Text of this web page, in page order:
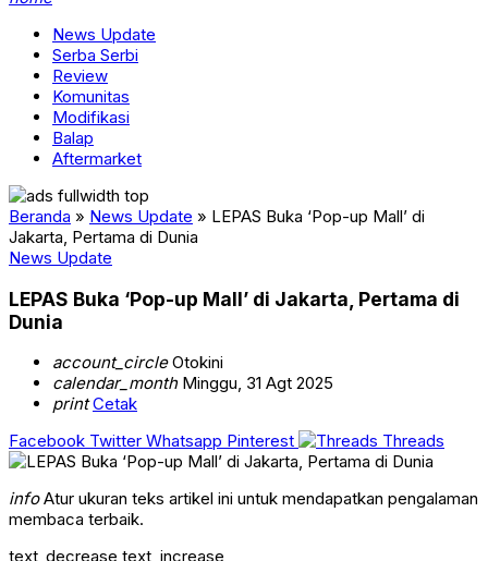
News Update
Serba Serbi
Review
Komunitas
Modifikasi
Balap
Aftermarket
Beranda » News Update » LEPAS Buka ‘Pop-up Mall’ di
Jakarta, Pertama di Dunia
News Update
LEPAS Buka ‘Pop-up Mall’ di Jakarta, Pertama di
Dunia
account_circleOtokini
calendar_monthMinggu, 31 Agt 2025
print Cetak
Facebook Twitter Whatsapp Pinterest Threads
infoAtur ukuran teks artikel ini untuk mendapatkan pengalaman
membaca terbaik.
text_decrease text_increase